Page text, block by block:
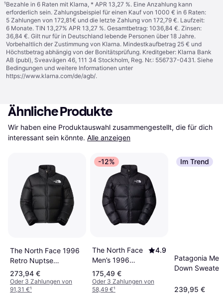
¹Bezahle in 6 Raten mit Klarna, * APR 13,27 %. Eine Anzahlung kann
erforderlich sein. Zahlungsbeispiel für einen Kauf von 1000 € in 6 Raten:
5 Zahlungen von 172,81€ und die letzte Zahlung von 172,79 €. Laufzeit:
6 Monate. TIN 13,27% APR 13,27 %. Gesamtbetrag: 1036,84 €. Zinsen:
36,84 €. Gilt nur für in Deutschland lebende Personen über 18 Jahre.
Vorbehaltlich der Zustimmung von Klarna. Mindestkaufbetrag 25 € und
Höchstbetrag abhängig von der Bonitätsprüfung. Kreditgeber: Klarna Bank
AB (publ), Sveavägen 46, 111 34 Stockholm, Reg. Nr.: 556737-0431. Siehe
Bedingungen und weitere Informationen unter
https://www.klarna.com/de/agb/.
Ähnliche Produkte
Wir haben eine Produktauswahl zusammengestellt, die für dich
interessant sein könnte. Alle anzeigen
The North Face 1996
Retro Nuptse
Daunenjacke -
Schwarz
273,94 €
Oder 3 Zahlungen von
91,31 €¹
-12%
The North Face
Men’s 1996
Retro Nuptse
Jacket -
Recycled TNF
4.9
175,49 €
Oder 3 Zahlungen von
58,49 €¹
Im Trend
Patagonia
Down
239,95 €